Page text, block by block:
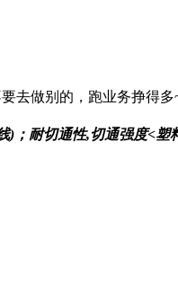
去做别的，跑业务挣得多
)；耐切通性,切通强度<塑